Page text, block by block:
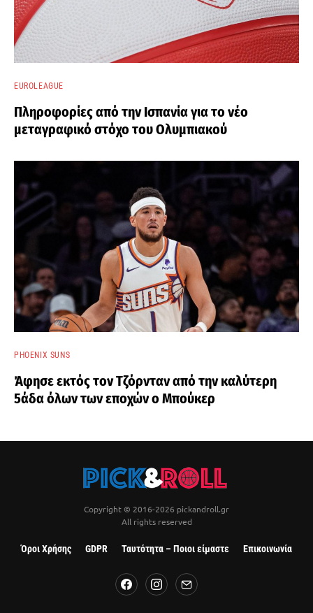
EUROLEAGUE
Πληροφορίες από την Ισπανία για το νέο
μεταγραφικό στόχο του Ολυμπιακού
PHOENIX SUNS
Άφησε εκτός τον Τζόρνταν από την καλύτερη
5άδα όλων των εποχών ο Μπούκερ
Copyright © 2016-2026 pickandroll.gr
All rights reserved
Όροι Χρήσης GDPR Ταυτότητα – Ποιοι είμαστε Επικοινωνία